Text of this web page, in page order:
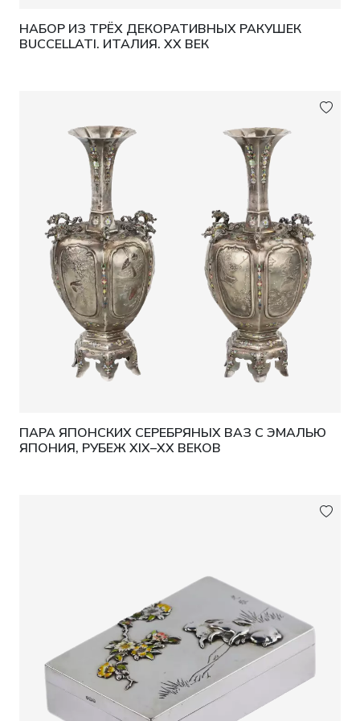
НАБОР ИЗ ТРЁХ ДЕКОРАТИВНЫХ РАКУШЕК
BUCCELLATI. ИТАЛИЯ. XX ВЕК
ПАРА ЯПОНСКИХ СЕРЕБРЯНЫХ ВАЗ С ЭМАЛЬЮ
ЯПОНИЯ, РУБЕЖ XIX–XX ВЕКОВ